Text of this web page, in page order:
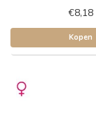
€8,18
Kopen